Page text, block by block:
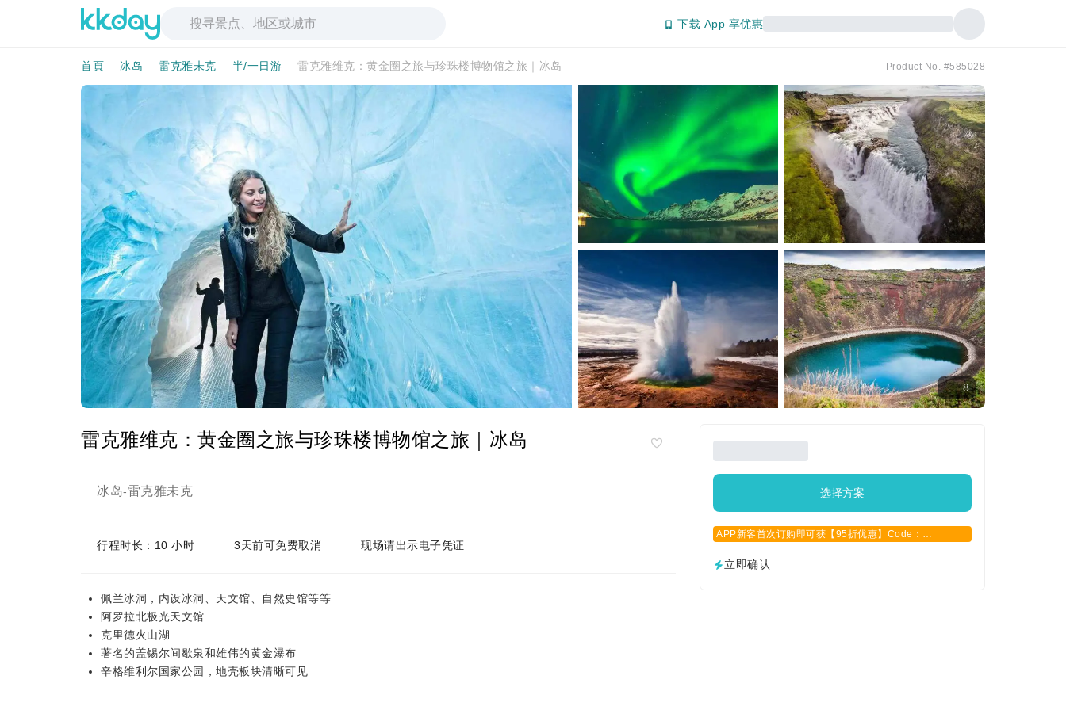
下载 App 享优惠
首頁 冰岛 雷克雅未克 半/一日游 雷克雅维克：黄金圈之旅与珍珠楼博物馆之旅｜冰岛 Product No. #585028
8
雷克雅维克：黄金圈之旅与珍珠楼博物馆之旅｜冰岛
冰岛-雷克雅未克
行程时长：10 小时 3天前可免费取消 现场请出示电子凭证
佩兰冰洞，内设冰洞、天文馆、自然史馆等等
阿罗拉北极光天文馆
克里德火山湖
著名的盖锡尔间歇泉和雄伟的黄金瀑布
辛格维利尔国家公园，地壳板块清晰可见
选择方案
APP新客首次订购即可获【95折优惠】Code：
立即确认